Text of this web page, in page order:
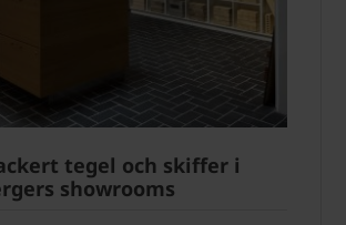
tegel och skiffer i
showrooms